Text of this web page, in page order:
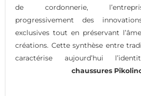
de cordonnerie,
progressivement des
exclusives tout en préservant
créations. Cette synthèse entre
caractérise aujourd’hui
chaussures